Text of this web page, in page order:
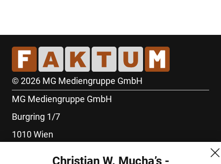
© 2026 MG Mediengruppe GmbH
MG Mediengruppe GmbH
Burgring 1/7
1010 Wien
Christian W. Mucha’s -